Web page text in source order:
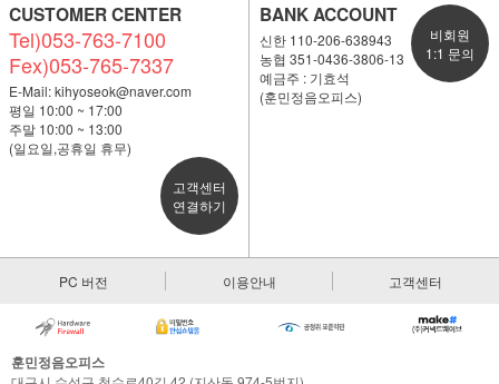
CUSTOMER CENTER
Tel)053-763-7100
Fex)053-765-7337
E-Mail:kihyoseok@naver.com
평일 10:00 ~ 17:00
주말 10:00 ~ 13:00
(일요일,공휴일 휴무)
고객센터
연결하기
BANK ACCOUNT
신한 110-206-638943
농협 351-0436-3806-13
예금주 : 기효석
(훈민정음오피스)
비회원
1:1 문의
PC 버전 이용안내 고객센터
훈민정음오피스